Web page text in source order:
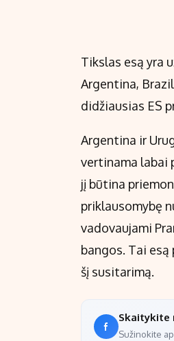
Tikslas esą yra
Argentina,
didžiausias ES
Argentina ir
vertinama labai
jį būtina
priklausomybę
vadovaujami
bangos. Tai
šį susitarimą.
Skaitykite
Sužinokite